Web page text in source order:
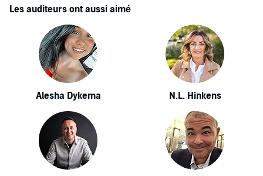
Les auditeurs ont aussi aimé
Alesha Dykema N.L. Hinkens